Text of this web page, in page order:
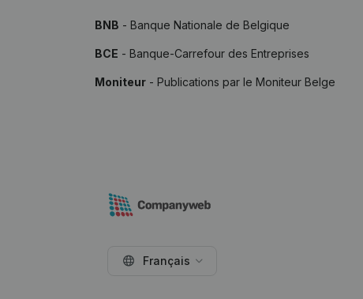
BNB - Banque Nationale de Belgique
BCE - Banque-Carrefour des Entreprises
Moniteur - Publications par le Moniteur Belge
Français